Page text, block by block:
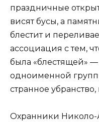
праздничные
висят бусы, а
блестит и
ассоциация с тем,
была «блестящей»
одноименной
странное
Охранники Николо-